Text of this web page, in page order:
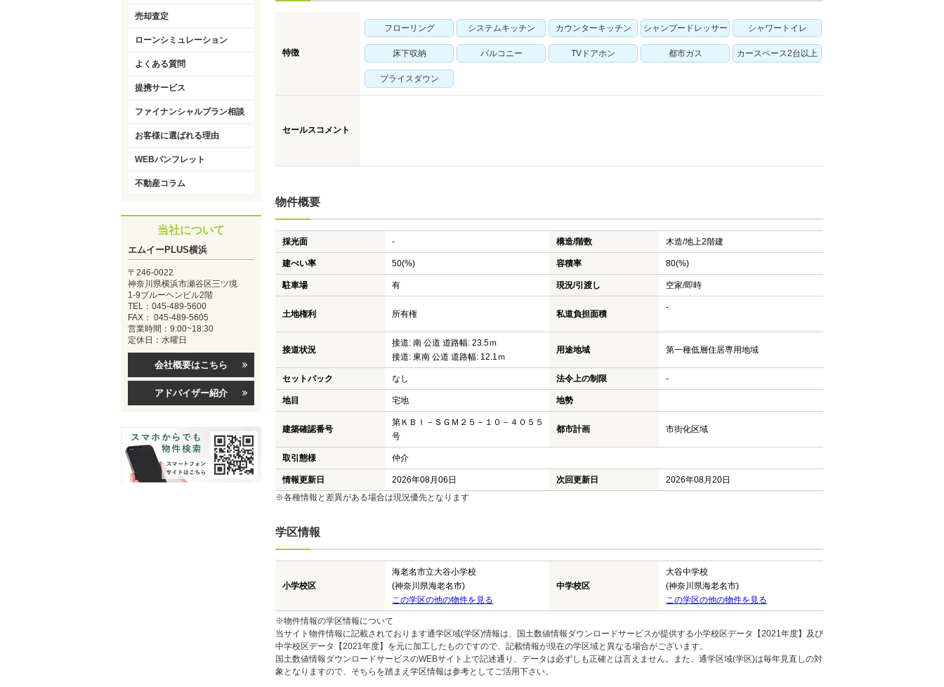
特徴
フローリング システムキッチン カウンターキッチン シャンプードレッサー シャワートイレ
床下収納 バルコニー TVドアホン 都市ガス カースペース2台以上
プライスダウン
セールスコメント
物件概要
採光面 - 構造/階数 木造/地上2階建
建ぺい率 50(%) 容積率 80(%)
駐車場 有 現況/引渡し 空家/即時
土地権利 所有権 私道負担面積
-
接道状況
接道: 南 公道 道路幅: 23.5ｍ
接道: 東南 公道 道路幅: 12.1ｍ
用途地域 第一種低層住居専用地域
セットバック なし 法令上の制限 -
地目 宅地 地勢
建築確認番号
第ＫＢＩ－ＳＧＭ２５－１０－４０５５
号
都市計画 市街化区域
取引態様 仲介
情報更新日 2026年08月06日 次回更新日
2026年08月20日
※各種情報と差異がある場合は現況優先となります
学区情報
小学校区
海老名市立大谷小学校
(神奈川県海老名市)
この学区の他の物件を見る
中学校区
大谷中学校
(神奈川県海老名市)
この学区の他の物件を見る
※物件情報の学区情報について
当サイト物件情報に記載されております通学区域(学区)情報は、国土数値情報ダウンロードサービスが提供する小学校区データ【2021年度】及び
中学校区データ【2021年度】を元に加工したものですので、記載情報が現在の学区域と異なる場合がございます。
国土数値情報ダウンロードサービスのWEBサイト上で記述通り、データは必ずしも正確とは言えません。また、通学区域(学区)は毎年見直しの対
象となりますので、そちらを踏まえ学区情報は参考としてご活用下さい。
売却査定
ローンシミュレーション
よくある質問
提携サービス
ファイナンシャルプラン相談
お客様に選ばれる理由
WEBパンフレット
不動産コラム
当社について
エムイーPLUS横浜
〒246-0022
神奈川県横浜市瀬谷区三ツ境
1-9ブルーヘンビル2階
TEL：045-489-5600
FAX： 045-489-5605
営業時間：9:00~18:30
定休日：水曜日
会社概要はこちら
アドバイザー紹介